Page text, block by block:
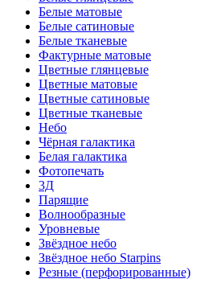
Белые матовые
Белые сатиновые
Белые тканевые
Фактурные матовые
Цветные глянцевые
Цветные матовые
Цветные сатиновые
Цветные тканевые
Небо
Чёрная галактика
Белая галактика
Фотопечать
3Д
Парящие
Волнообразные
Уровневые
Звёздное небо
Звёздное небо Starpins
Резные (перфорированные)